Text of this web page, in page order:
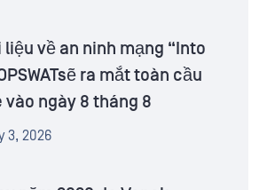
về an ninh mạng “Into
ra mắt toàn cầu
vào ngày 8 tháng 8
3, 2026